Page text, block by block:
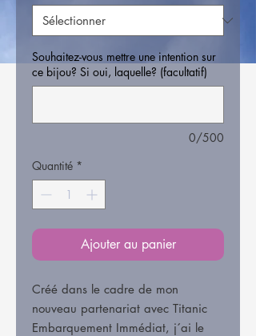
Souhaitez-vous mettre une intention sur
ce bijou? Si oui, laquelle? (facultatif)
0/500
Quantité *
Ajouter au panier
Créé dans le cadre de mon
nouveau partenariat avec Titanic
Embarquement Immédiat, j´ai le